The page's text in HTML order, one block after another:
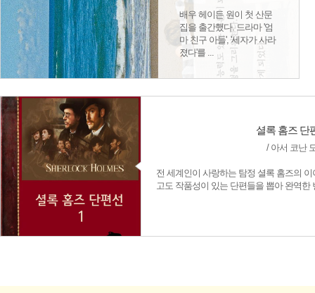
배우 헤이든 원이 첫 산문
집을 출간했다. 드라마 '엄
마 친구 아들', '세자가 사라
졌다'를 ...
셜록 홈즈 단
/ 아서 코난
전 세계인이 사랑하는 탐정 셜록 홈즈의
고도 작품성이 있는 단편들을 뽑아 완역한